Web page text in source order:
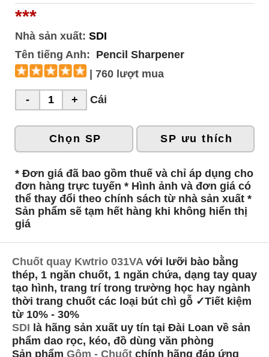
***
Nhà sản xuất: SDI
Tên tiếng Anh: Pencil Sharpener
| 760 lượt mua
Cái
Chọn SP SP ưu thích
* Đơn giá đã bao gồm thuế và chỉ áp dụng cho
đơn hàng trực tuyến * Hình ảnh và đơn giá có
thể thay đổi theo chính sách từ nhà sản xuất *
Sản phẩm sẽ tạm hết hàng khi không hiển thị
giá
Chuốt quay Kwtrio 031VA với lưỡi bào bằng
thép, 1 ngăn chuốt, 1 ngăn chứa, dạng tay quay
tạo hình, trang trí trong trường học hay ngành
thời trang chuốt các loại bút chì gỗ ✓Tiết kiệm
từ 10% - 30%
SDI là hãng sản xuất uy tín tại Đài Loan về sản
phẩm dao rọc, kéo, đồ dùng văn phòng
Sản phẩm Gôm - Chuốt chính hãng đáp ứng